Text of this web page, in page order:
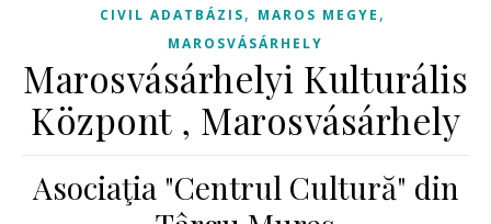
CIVIL ADATBÁZIS, MAROS MEGYE ,
MAROSVÁSÁRHELY
Marosvásárhelyi Kulturális
Központ , Marosvásárhely
Asociaţia "Centrul Cultură" din